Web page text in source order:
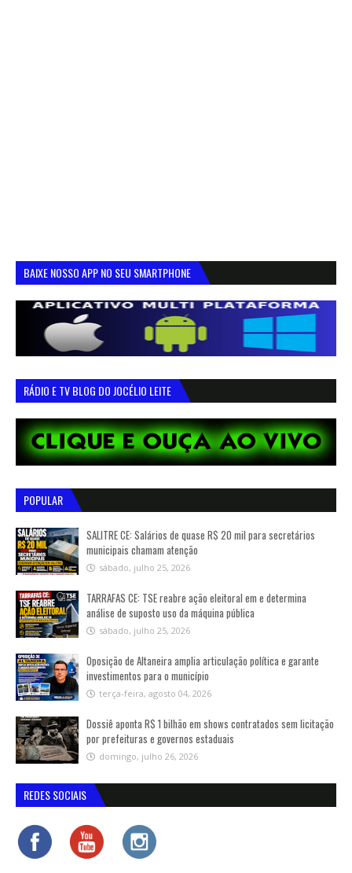
BAIXE NOSSO APP NO SEU SMARTPHONE
RÁDIO E TV BLOG DO JOCÉLIO LEITE
POPULAR
SALITRE CE: Salários de quase R$ 20 mil para secretários
municipais chamam atenção
sábado, julho 25, 2026
TARRAFAS CE: TSE reabre ação eleitoral em e determina
análise de suposto uso da máquina pública
sábado, julho 25, 2026
Oposição de Altaneira amplia articulação política e garante
investimentos para o município
terça-feira, agosto 04, 2026
Dossiê aponta R$ 1 bilhão em shows contratados sem licitação
por prefeituras e governos estaduais
domingo, julho 26, 2026
REDES SOCIAIS